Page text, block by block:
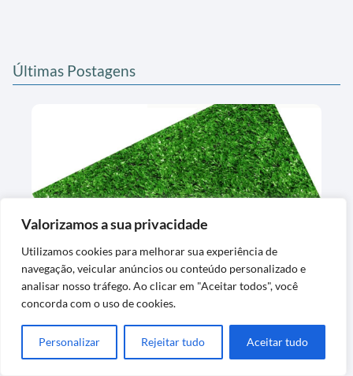
Valorizamos a sua privacidade
Utilizamos cookies para melhorar sua experiência de
navegação, veicular anúncios ou conteúdo personalizado e
analisar nosso tráfego. Ao clicar em "Aceitar todos", você
concorda com o uso de cookies.
Personalizar Rejeitar tudo Aceitar tudo
Últimas Postagens
Lavável Exclusiva